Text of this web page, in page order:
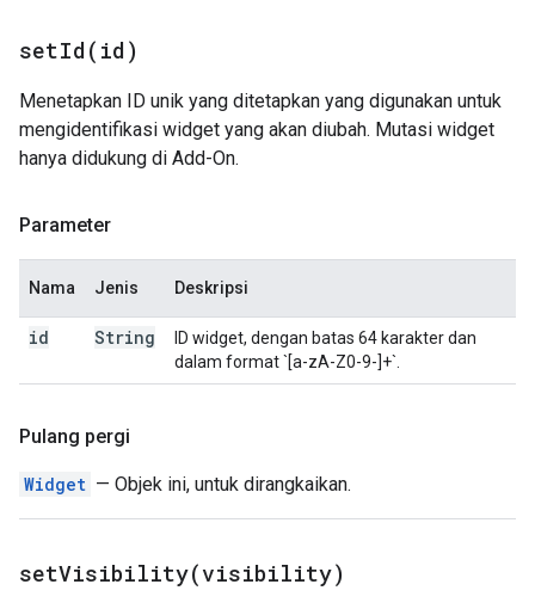
setId( id)
Menetapkan ID unik yang ditetapkan yang digunakan untuk
mengidentifikasi widget yang akan diubah. Mutasi widget
hanya didukung di Add-On.
Parameter
Nama Jenis Deskripsi
id String
ID widget, dengan batas 64 karakter dan
dalam format `[a-zA-Z0-9-]+`.
Pulang pergi
Widget — Objek ini, untuk dirangkaikan.
setVisibility(visibility)